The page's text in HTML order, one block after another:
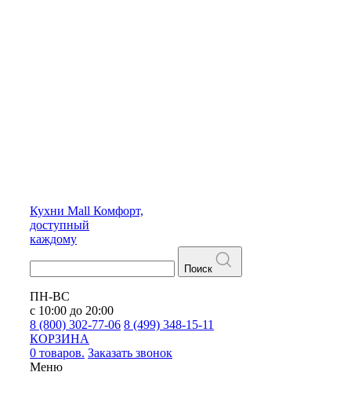
Кухни Mall Комфорт,
доступный
каждому
Поиск
ПН-ВС
с 10:00 до 20:00
8 (800) 302-77-06 8 (499) 348-15-11
КОРЗИНА
0 товаров. Заказать звонок
Меню